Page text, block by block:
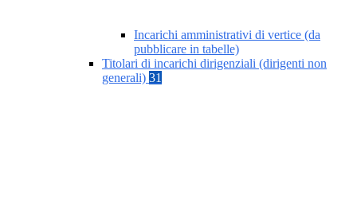
Incarichi amministrativi di vertice (da
pubblicare in tabelle)
Titolari di incarichi dirigenziali (dirigenti non
generali) 31